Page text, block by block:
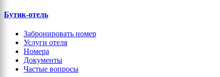
Бутик-отель
Забронировать номер
Услуги отеля
Номера
Документы
Частые вопросы